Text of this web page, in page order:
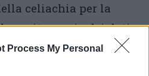
Process My Personal
celiachia per la
monitoraggio dei dati
malati;